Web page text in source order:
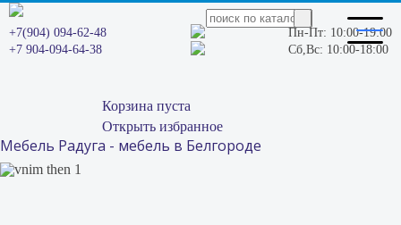
+7(904) 094-62-48
+7 904-094-64-38
Пн-Пт: 10:00-19:00
Сб,Вс: 10:00-18:00
Корзина пуста
Открыть избранное
Мебель Радуга - мебель в Белгороде